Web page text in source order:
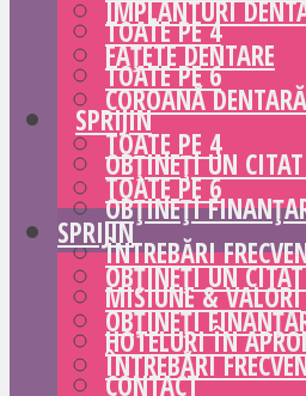
TOATE PE 4
TOATE PE 6
SPRIJIN
OBȚINEȚI UN
OBȚINEȚI
ÎNTREBĂRI
MISIUNE & VALORI
HOTELURI ÎN
CONTACT
IMPLANTURI
FAȚETE DENTARE
COROANĂ DENTARĂ
TOATE PE 4
TOATE PE 6
SPRIJIN
OBȚINEȚI UN
OBȚINEȚI
ÎNTREBĂRI